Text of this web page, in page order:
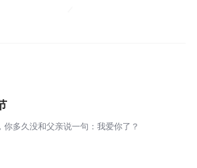
多久没和父亲说一句：我爱你了？